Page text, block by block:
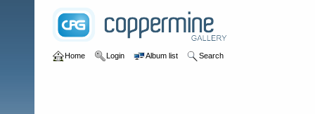
Home Login Album list Search